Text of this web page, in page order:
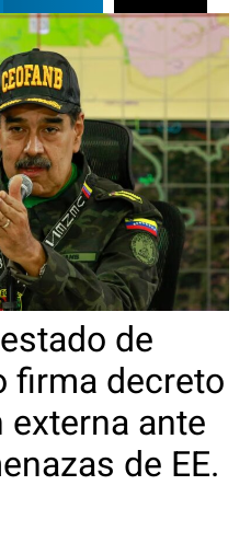
de
firma decreto
ante
de EE.